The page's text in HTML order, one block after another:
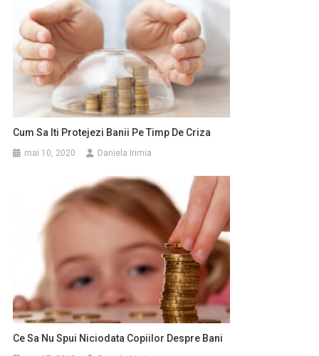
Cum Sa Iti Protejezi Banii Pe Timp De Criza
mai 10, 2020 Daniela Irimia
Ce Sa Nu Spui Niciodata Copiilor Despre Bani